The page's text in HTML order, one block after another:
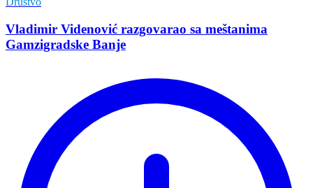
Vladimir Vidеnović razgovarao sa mеštanima
Gamzigradskе Banjе